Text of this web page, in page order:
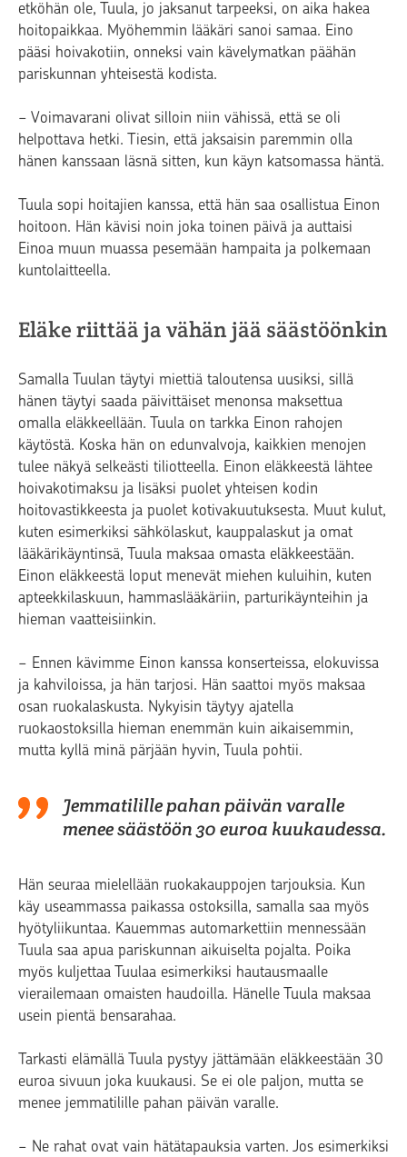
etköhän ole, Tuula, jo jaksanut tarpeeksi, on aika hakea
hoitopaikkaa. Myöhemmin lääkäri sanoi samaa. Eino
pääsi hoivakotiin, onneksi vain kävelymatkan päähän
pariskunnan yhteisestä kodista.
− Voimavarani olivat silloin niin vähissä, että se oli
helpottava hetki. Tiesin, että jaksaisin paremmin olla
hänen kanssaan läsnä sitten, kun käyn katsomassa häntä.
Tuula sopi hoitajien kanssa, että hän saa osallistua Einon
hoitoon. Hän kävisi noin joka toinen päivä ja auttaisi
Einoa muun muassa pesemään hampaita ja polkemaan
kuntolaitteella.
Eläke riittää ja vähän jää säästöönkin
Samalla Tuulan täytyi miettiä taloutensa uusiksi, sillä
hänen täytyi saada päivittäiset menonsa maksettua
omalla eläkkeellään. Tuula on tarkka Einon rahojen
käytöstä. Koska hän on edunvalvoja, kaikkien menojen
tulee näkyä selkeästi tiliotteella. Einon eläkkeestä lähtee
hoivakotimaksu ja lisäksi puolet yhteisen kodin
hoitovastikkeesta ja puolet kotivakuutuksesta. Muut kulut,
kuten esimerkiksi sähkölaskut, kauppalaskut ja omat
lääkärikäyntinsä, Tuula maksaa omasta eläkkeestään.
Einon eläkkeestä loput menevät miehen kuluihin, kuten
apteekkilaskuun, hammaslääkäriin, parturikäynteihin ja
hieman vaatteisiinkin.
− Ennen kävimme Einon kanssa konserteissa, elokuvissa
ja kahviloissa, ja hän tarjosi. Hän saattoi myös maksaa
osan ruokalaskusta. Nykyisin täytyy ajatella
ruokaostoksilla hieman enemmän kuin aikaisemmin,
mutta kyllä minä pärjään hyvin, Tuula pohtii.
Jemmatilille pahan päivän varalle
menee säästöön 30 euroa kuukaudessa.
Hän seuraa mielellään ruokakauppojen tarjouksia. Kun
käy useammassa paikassa ostoksilla, samalla saa myös
hyötyliikuntaa. Kauemmas automarkettiin mennessään
Tuula saa apua pariskunnan aikuiselta pojalta. Poika
myös kuljettaa Tuulaa esimerkiksi hautausmaalle
vierailemaan omaisten haudoilla. Hänelle Tuula maksaa
usein pientä bensarahaa.
Tarkasti elämällä Tuula pystyy jättämään eläkkeestään 30
euroa sivuun joka kuukausi. Se ei ole paljon, mutta se
menee jemmatilille pahan päivän varalle.
− Ne rahat ovat vain hätätapauksia varten. Jos esimerkiksi